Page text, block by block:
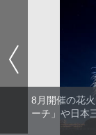
8月開催の花
ーチ」や日本